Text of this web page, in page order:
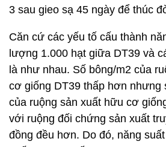
3 sau gieo sạ 45 ngày để thúc
Căn cứ các yếu tố cấu thành
lượng 1.000 hạt giữa DT39 và
là như nhau. Số bông/m2 của
cơ giống DT39 thấp hơn nhưng
của ruộng sản xuất hữu cơ
với ruộng đối chứng sản xuất
đồng đều hơn. Do đó, năng